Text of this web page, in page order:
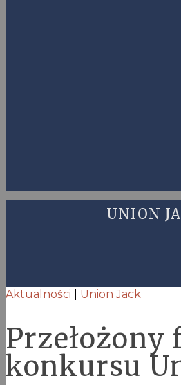
UNION
Aktualności Union Jack
Przełożony
konkursu